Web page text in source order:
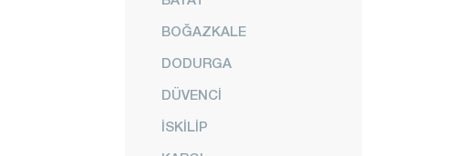
BOĞAZKALE
DODURGA
DÜVENCİ
İSKİLİP